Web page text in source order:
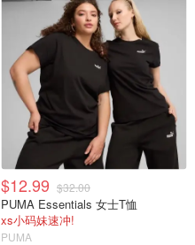
$12.99 $32.00
PUMA Essentials 女士T恤
xs小码妹速冲!
PUMA